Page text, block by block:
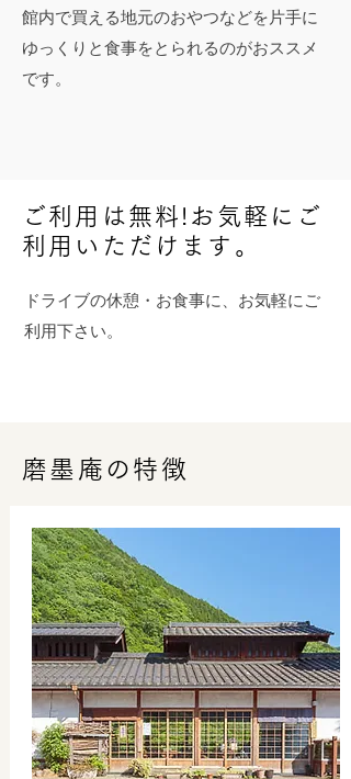
館内で買える地元のおやつなどを片手に
ゆっくりと食事をとられるのがおススメ
です。
ご利用は無料!​お気軽にご
利用いただけます。
ドライブの休憩・お食事に、お気軽にご
利用下さい。
磨墨庵の特徴